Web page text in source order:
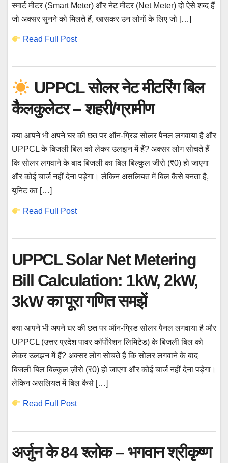
स्मार्ट मीटर (Smart Meter) और नेट मीटर (Net Meter) दो ऐसे शब्द हैं
जो अक्सर सुनने को मिलते हैं, खासकर उन लोगों के लिए जो […]
Read Full Post
UPPCL सोलर नेट मीटरिंग बिल
कैलकुलेटर – शहरी/ग्रामीण
क्या आपने भी अपने घर की छत पर ऑन-ग्रिड सोलर पैनल लगवाया है और
UPPCL के बिजली बिल को लेकर उलझन में हैं? अक्सर लोग सोचते हैं
कि सोलर लगवाने के बाद बिजली का बिल बिल्कुल जीरो (₹0) हो जाएगा
और कोई चार्ज नहीं देना पड़ेगा। लेकिन असलियत में बिल कैसे बनता है,
यूनिट का […]
Read Full Post
UPPCL Solar Net Metering
Bill Calculation: 1kW, 2kW,
3kW का पूरा गणित समझें
क्या आपने भी अपने घर की छत पर ऑन-ग्रिड सोलर पैनल लगवाया है और
UPPCL (उत्तर प्रदेश पावर कॉर्पोरेशन लिमिटेड) के बिजली बिल को
लेकर उलझन में हैं? अक्सर लोग सोचते हैं कि सोलर लगवाने के बाद
बिजली बिल बिल्कुल ज़ीरो (₹0) हो जाएगा और कोई चार्ज नहीं देना पड़ेगा।
लेकिन असलियत में बिल कैसे […]
Read Full Post
अर्जुन के 84 श्लोक – भगवान श्रीकृष्ण